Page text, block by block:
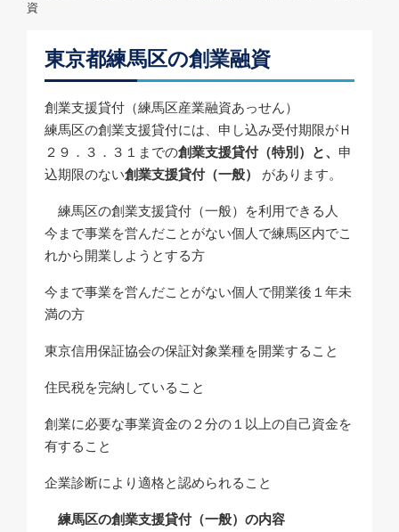
資
東京都練馬区の創業融資
創業支援貸付（練馬区産業融資あっせん）
練馬区の創業支援貸付には、申し込み受付期限がＨ
２９．３．３１までの創業支援貸付（特別）と、 申
込期限のない創業支援貸付（一般） があります。
練馬区の創業支援貸付（一般）を利用できる人
今まで事業を営んだことがない個人で練馬区内でこ
れから開業しようとする方
今まで事業を営んだことがない個人で開業後１年未
満の方
東京信用保証協会の保証対象業種を開業すること
住民税を完納していること
創業に必要な事業資金の２分の１以上の自己資金を
有すること
企業診断により適格と認められること
練馬区の創業支援貸付（一般）の内容